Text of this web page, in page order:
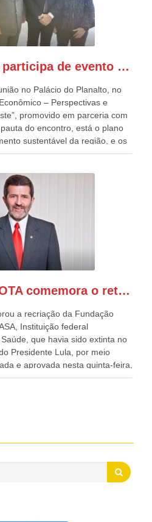
em Brasília. Este ano, o governo
e coberturas, para 30.000
de Patriotas Brasileiros
Eu, Lula e os
Gonzaga Patriota participa de evento em prol do desenvolvimento do Nordeste
no Palácio do Planalto, no
– Perspectivas e
promovido em parceria com
do encontro, está o plano
sustentável da região, e os
de políticas públicas, que
do Vice-presidente Geraldo
o Ministério do
Comércio e Serviços, o ex
agora Presidente do Banco do
ex Deputado Federal, e
da SUDENE, Danilo Cabral, da
Raquel Lyra, os ministros da
Integração e do Desenvolvimento
ajudam a fomentar o
GONZAGA PATRIOTA comemora o retorno da FUNASA
a recriação da Fundação
Instituição federal
que havia sido extinta no
Presidente Lula, por meio
e aprovada nesta quinta-feira,
Patriota disse hoje em
e, somente o ano
mais de três bilhões de
ações, dentre alas, mais de
comunidades rurais.
sem mandato,